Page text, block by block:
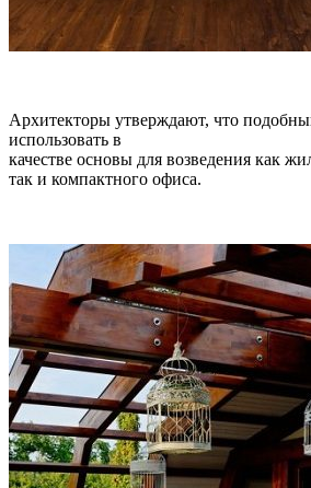
Архитекторы утверждают, что
использовать в
качестве основы для возведения как
так и компактного офиса.